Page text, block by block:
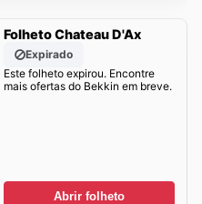
Folheto Chateau D'Ax
Expirado
Este folheto expirou. Encontre
mais ofertas do Bekkin em breve.
Abrir folheto